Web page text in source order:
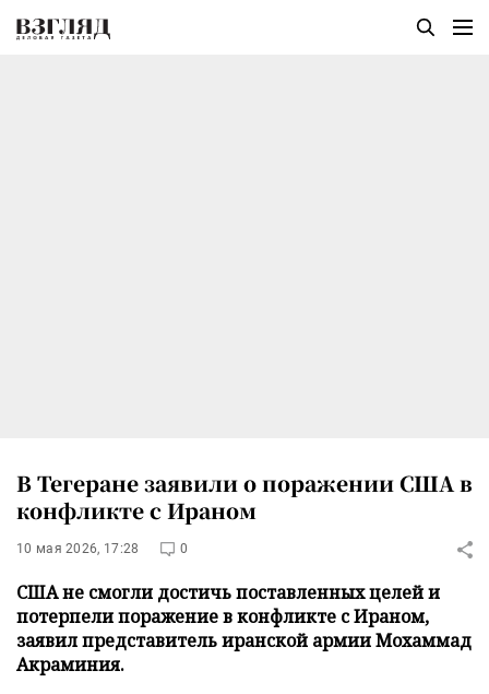
В Тегеране заявили о поражении США в
конфликте с Ираном
10 мая 2026, 17:28 0
США не смогли достичь поставленных целей и
потерпели поражение в конфликте с Ираном,
заявил представитель иранской армии Мохаммад
Акраминия.